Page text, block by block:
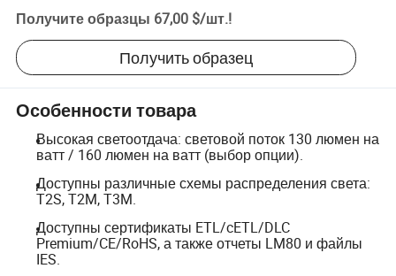
Получите образцы 67,00 $/шт.!
Получить образец
Особенности товара
Высокая светоотдача: световой поток 130 люмен на
ватт / 160 люмен на ватт (выбор опции).
Доступны различные схемы распределения света:
T2S, T2M, T3M.
Доступны сертификаты ETL/cETL/DLC
Premium/CE/RoHS, а также отчеты LM80 и файлы
IES.